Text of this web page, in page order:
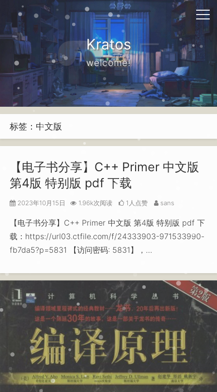
Kratos
welcome!
标签：中文版
【电子书分享】C++ Primer 中文版
第4版 特别版 pdf 下载
2023年10月15日 1.96k次阅读 1人点赞 sans
【电子书分享】C++ Primer 中文版 第4版 特别版 pdf 下
载：https://url03.ctfile.com/f/24333903-971533990-
fb7da5?p=5831 【访问密码: 5831】，…